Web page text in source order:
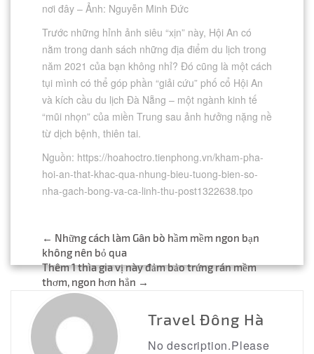
nơi đây – Ảnh: Nguyễn Minh Đức
Trước những hỉnh ảnh siêu “xịn” này, Hội An có
nằm trong danh sách những địa điểm du lịch trong
năm 2021 của bạn không nhỉ? Đó cũng là một cách
tụi mình có thể góp phần “giải cứu” phố cổ Hội An
và kích cầu du lịch Đà Nẵng – một ngành kinh tế
“mũi nhọn” của miền Trung sau ảnh hưởng nặng nề
từ dịch bệnh, thiên tai.
Nguồn: https://hoahoctro.tienphong.vn/kham-pha-
hoi-an-that-khac-qua-nhung-bieu-tuong-bien-so-
nha-gach-bong-va-ca-linh-thu-post1322638.tpo
Post
navigation
← Những cách làm Gân bò hầm mềm ngon bạn
không nên bỏ qua
Thêm 1 thìa gia vị này đảm bảo trứng rán mềm
thơm, ngon hơn hẳn →
Travel Đông Hà
No description.Please